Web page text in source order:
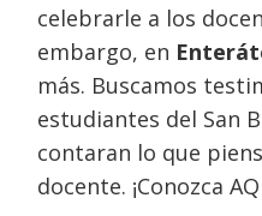
celebrarle a los
embargo, en
más. Buscamos
estudiantes del San
contaran lo que
docente. ¡Conozca